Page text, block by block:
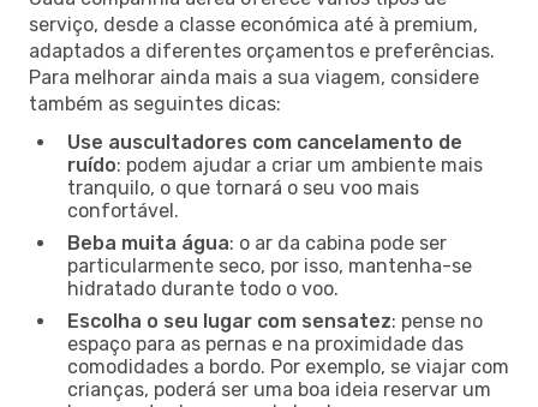
serviço, desde a classe económica até à premium,
adaptados a diferentes orçamentos e preferências.
Para melhorar ainda mais a sua viagem, considere
também as seguintes dicas:
Use auscultadores com cancelamento de
ruído: podem ajudar a criar um ambiente mais
tranquilo, o que tornará o seu voo mais
confortável.
Beba muita água: o ar da cabina pode ser
particularmente seco, por isso, mantenha-se
hidratado durante todo o voo.
Escolha o seu lugar com sensatez: pense no
espaço para as pernas e na proximidade das
comodidades a bordo. Por exemplo, se viajar com
crianças, poderá ser uma boa ideia reservar um